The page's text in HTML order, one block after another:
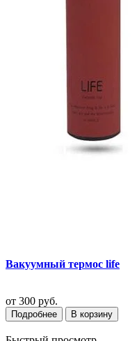
Вакуумный термос life
от 300 руб.
Подробнее В корзину